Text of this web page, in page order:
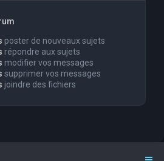
poster de nouveaux sujets
répondre aux sujets
modifier vos messages
supprimer vos messages
joindre des fichiers